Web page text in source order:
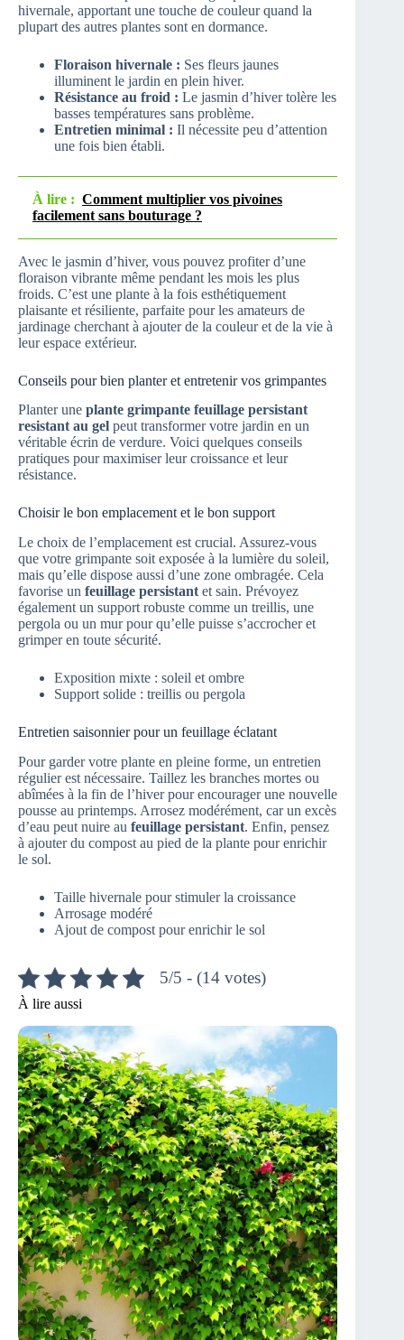
hivernale, apportant une touche de couleur quand la
plupart des autres plantes sont en dormance.
Floraison hivernale : Ses fleurs jaunes
illuminent le jardin en plein hiver.
Résistance au froid : Le jasmin d’hiver tolère les
basses températures sans problème.
Entretien minimal : Il nécessite peu d’attention
une fois bien établi.
À lire : Comment multiplier vos pivoines
facilement sans bouturage ?
Avec le jasmin d’hiver, vous pouvez profiter d’une
floraison vibrante même pendant les mois les plus
froids. C’est une plante à la fois esthétiquement
plaisante et résiliente, parfaite pour les amateurs de
jardinage cherchant à ajouter de la couleur et de la vie à
leur espace extérieur.
Conseils pour bien planter et entretenir vos grimpantes
Planter une plante grimpante feuillage persistant
resistant au gel peut transformer votre jardin en un
véritable écrin de verdure. Voici quelques conseils
pratiques pour maximiser leur croissance et leur
résistance.
Choisir le bon emplacement et le bon support
Le choix de l’emplacement est crucial. Assurez-vous
que votre grimpante soit exposée à la lumière du soleil,
mais qu’elle dispose aussi d’une zone ombragée. Cela
favorise un feuillage persistant et sain. Prévoyez
également un support robuste comme un treillis, une
pergola ou un mur pour qu’elle puisse s’accrocher et
grimper en toute sécurité.
Exposition mixte : soleil et ombre
Support solide : treillis ou pergola
Entretien saisonnier pour un feuillage éclatant
Pour garder votre plante en pleine forme, un entretien
régulier est nécessaire. Taillez les branches mortes ou
abîmées à la fin de l’hiver pour encourager une nouvelle
pousse au printemps. Arrosez modérément, car un excès
d’eau peut nuire au feuillage persistant. Enfin, pensez
à ajouter du compost au pied de la plante pour enrichir
le sol.
Taille hivernale pour stimuler la croissance
Arrosage modéré
Ajout de compost pour enrichir le sol
5/5 - (14 votes)
À lire aussi